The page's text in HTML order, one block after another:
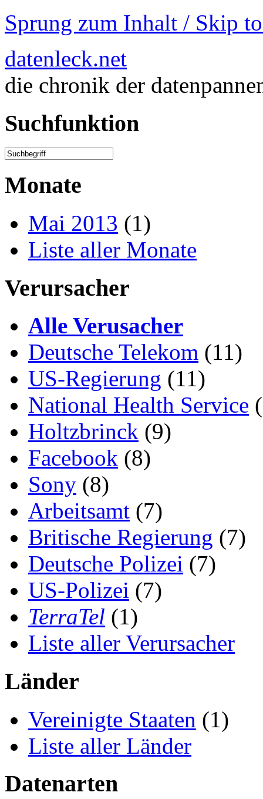
Sprung zum Inhalt / Skip
datenleck.net
die chronik der
Suchfunktion
Monate
Mai 2013 (1)
Liste aller Monate
Verursacher
Alle Verusacher
Deutsche Telekom (11)
US-Regierung (11)
National Health Service
Holtzbrinck (9)
Facebook (8)
Sony (8)
Arbeitsamt (7)
Britische Regierung (7)
Deutsche Polizei (7)
US-Polizei (7)
TerraTel (1)
Liste aller Verursacher
Länder
Vereinigte Staaten (1)
Liste aller Länder
Datenarten